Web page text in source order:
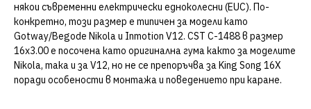
някои съвременни електрически едноколесни (EUC). По-
конкретно, този размер е типичен за модели като
Gotway/Begode Nikola и Inmotion V12. CST C-1488 в размер
16x3.00 е посочена като оригинална гума както за моделите
Nikola, така и за V12, но не се препоръчва за King Song 16X
поради особености в монтажа и поведението при каране.